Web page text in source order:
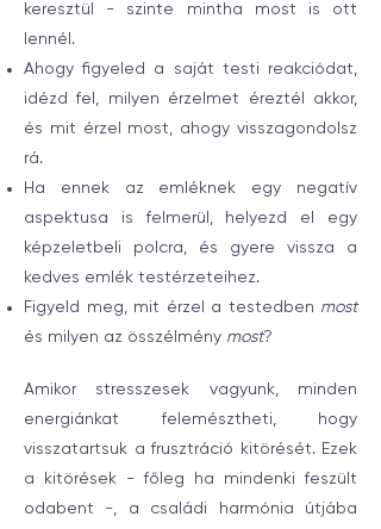
keresztül - szinte mintha most is ott
lennél.
Ahogy figyeled a saját testi reakciódat,
idézd fel, milyen érzelmet éreztél akkor,
és mit érzel most, ahogy visszagondolsz
rá.
Ha ennek az emléknek egy negatív
aspektusa is felmerül, helyezd el egy
képzeletbeli polcra, és gyere vissza a
kedves emlék testérzeteihez.
Figyeld meg, mit érzel a testedben most
és milyen az összélmény most?
Amikor stresszesek vagyunk, minden
energiánkat felemésztheti, hogy
visszatartsuk a frusztráció kitörését. Ezek
a kitörések - főleg ha mindenki feszült
odabent -, a családi harmónia útjába